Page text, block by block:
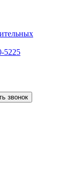
5225
звонок